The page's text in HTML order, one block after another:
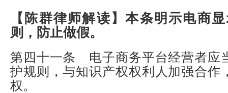
【陈群律师解读】本条明示电商
则，防止做假。
第四十一条 电子商务平台经营者应
护规则，与知识产权权利人加强合作
权。